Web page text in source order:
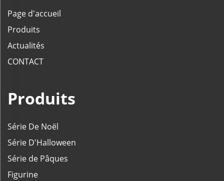
Page d'accueil
Produits
Actualités
CONTACT
Produits
Série De Noël
Série D'Halloween
Série de Pâques
Figurine